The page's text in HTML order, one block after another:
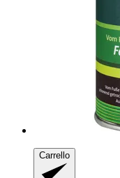
Carrello